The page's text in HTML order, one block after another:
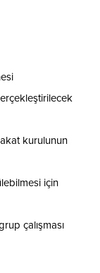
kurulunun
için
çalışması